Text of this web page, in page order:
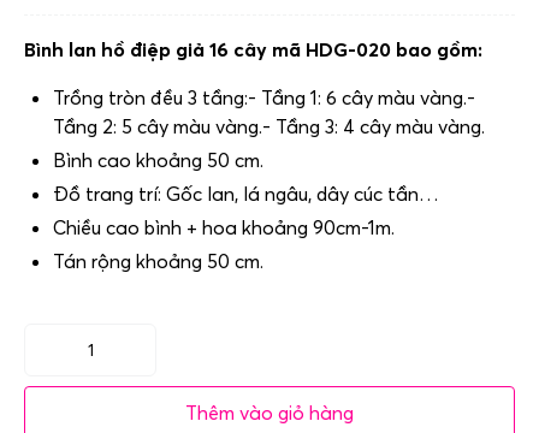
Bình lan hồ điệp giả 16 cây mã HDG-020 bao gồm:
Trồng tròn đều 3 tầng:- Tầng 1: 6 cây màu vàng.-
Tầng 2: 5 cây màu vàng.- Tầng 3: 4 cây màu vàng.
Bình cao khoảng 50 cm.
Đồ trang trí: Gốc lan, lá ngâu, dây cúc tần…
Chiều cao bình + hoa khoảng 90cm-1m.
Tán rộng khoảng 50 cm.
Mã
HDG-
Thêm vào giỏ hàng